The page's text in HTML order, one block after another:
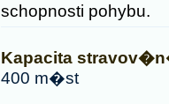
schopnosti pohybu.
Kapacita
400 m�st